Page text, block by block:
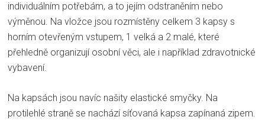
individuálním potřebám, a to jejím odstraněním nebo
výměnou. Na vložce jsou rozmístěny celkem 3 kapsy s
horním otevřeným vstupem, 1 velká a 2 malé, které
přehledně organizují osobní věci, ale i například zdravotnické
vybavení.
Na kapsách jsou navíc našity elastické smyčky. Na
protilehlé straně se nachází síťovaná kapsa zapínaná zipem.